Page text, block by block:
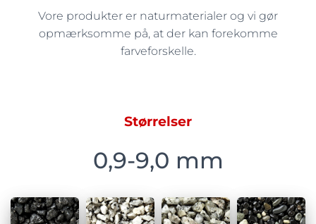
Vore produkter er naturmaterialer og vi gør
opmærksomme på, at der kan forekomme
farveforskelle.
Størrelser
0,9-9,0 mm